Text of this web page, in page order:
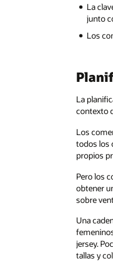
La
junto
Los
La
contexto
Los
todos los
propios
Pero los
obtener
sobre
Una
jersey.
tallas y